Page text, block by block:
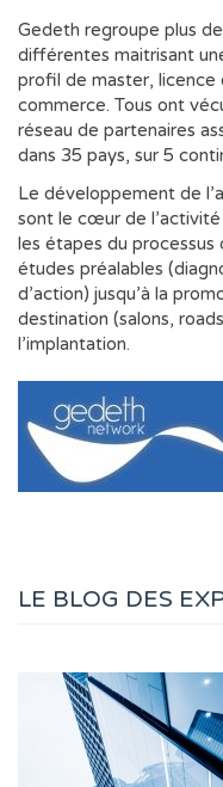
Gedeth regroupe plus
différentes maitrisant
profil de master, licence
commerce. Tous ont
réseau de partenaires
dans 35 pays, sur 5
Le développement de
sont le cœur de
les étapes du processus
études préalables
d’action) jusqu’à la
destination (salons,
l’implantation.
LE BLOG DES